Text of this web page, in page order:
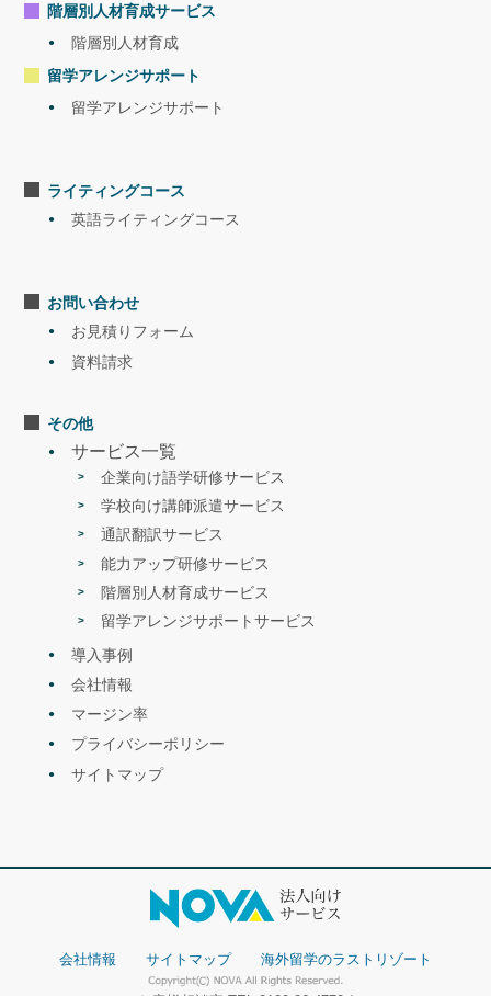
セミナー
2022.3
NOVA×ジェック|無料セミナーを開催しま
す！
<内容>「グローバル人財に求められる語
学力とマインドセットの解説セミナー」
2022.1
方法の解説セミナー」
- 2021年 -
セミナー
2021.12
海外ビジネスEXPO2021福岡に出展|無料
セミナーを開催します！
<内容>「アスリートとビジネスパーソン
2021.11
<セミナー名>
<内容>
コロナ禍における留学状況と「今行け
セミナー
海外ビジネスEXPO2021東京に出展|無料
セミナーを開催します！
階層別人材育成サービス
階層別人材育成
留学アレンジサポート
留学アレンジサポート
ライティングコース
英語ライティングコース
お問い合わせ
お見積りフォーム
資料請求
その他
サービス一覧
企業向け語学研修サービス
学校向け講師派遣サービス
通訳翻訳サービス
能力アップ研修サービス
階層別人材育成サービス
留学アレンジサポートサービス
導入事例
会社情報
マージン率
プライバシーポリシー
サイトマップ
会社情報 サイトマップ 海外留学のラストリゾート